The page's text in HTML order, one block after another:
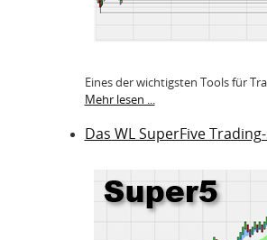
Eines der wichtigsten Tools für
Mehr lesen ...
Das WL SuperFive